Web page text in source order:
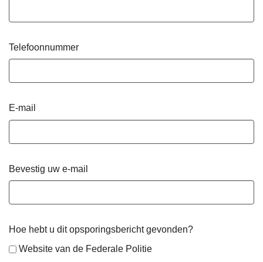
Telefoonnummer
E-mail
Bevestig uw e-mail
Hoe hebt u dit opsporingsbericht gevonden?
Website van de Federale Politie